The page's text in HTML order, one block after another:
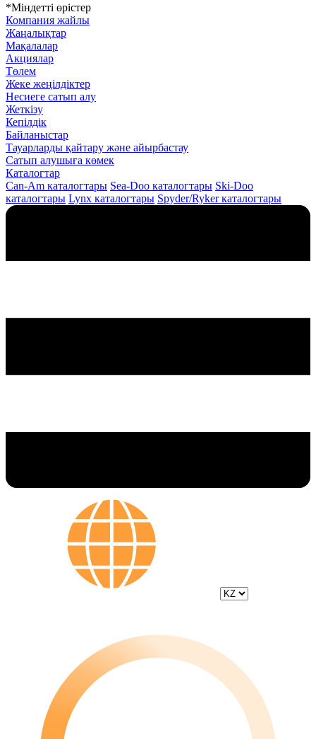
*Міндетті өрістер
Компания жайлы
Жаңалықтар
Мақалалар
Акциялар
Төлем
Жеке жеңілдіктер
Несиеге сатып алу
Жеткізу
Кепілдік
Байланыстар
Тауарларды қайтару және айырбастау
Сатып алушыға көмек
Каталогтар
Can-Am каталогтары Sea-Doo каталогтары Ski-Doo
каталогтары Lynx каталогтары Spyder/Ryker каталогтары